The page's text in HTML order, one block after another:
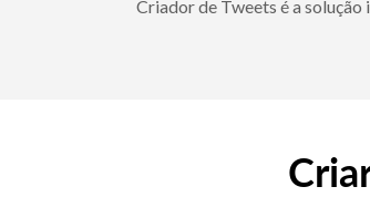
Criador de Tweets é a